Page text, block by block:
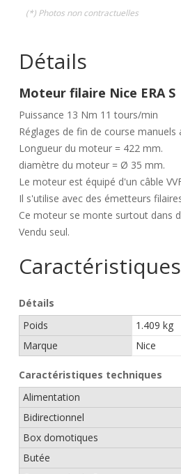
(*) Photos non contractuelles
Détails
Moteur filaire Nice ERA S
Puissance 13 Nm 11 tours/min
Réglages de fin de course
Longueur du moteur = 422 mm.
diamètre du moteur = Ø 35 mm.
Le moteur est équipé d'un câble
Il s'utilise avec des émetteurs
Ce moteur se monte surtout dans
Vendu seul.
Détails
Poids
1.409 kg
Marque
Nice
Caractéristiques techniques
Alimentation
Bidirectionnel
Box domotiques
Butée